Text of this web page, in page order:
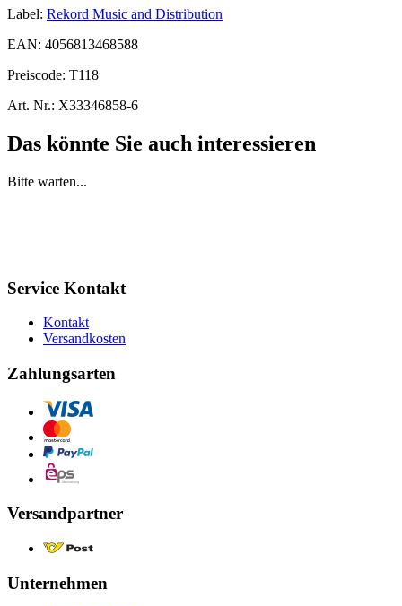
Label: Rekord Music and Distribution
EAN: 4056813468588
Preiscode: T118
Art. Nr.: X33346858-6
Das könnte Sie auch interessieren
Bitte warten...
Service Kontakt
Kontakt
Versandkosten
Zahlungsarten
Versandpartner
Unternehmen